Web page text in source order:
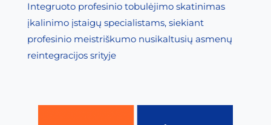
Integruoto profesinio tobulėjimo skatinimas
įkalinimo įstaigų specialistams, siekiant
profesinio meistriškumo nusikaltusių asmenų
reintegracijos srityje